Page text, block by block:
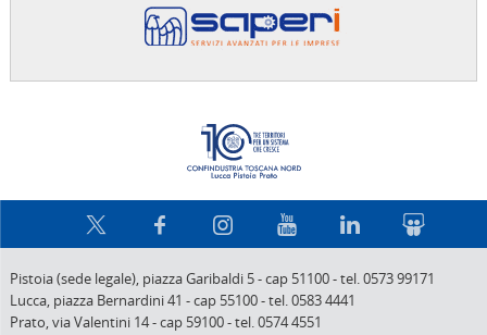
Pistoia (sede legale), piazza Garibaldi 5-cap 51100-tel. 0573 99171
Lucca, piazza Bernardini 41 -cap 55100-tel. 0583 4441
Prato,via Valentini 14-cap 59100-tel. 0574 4551